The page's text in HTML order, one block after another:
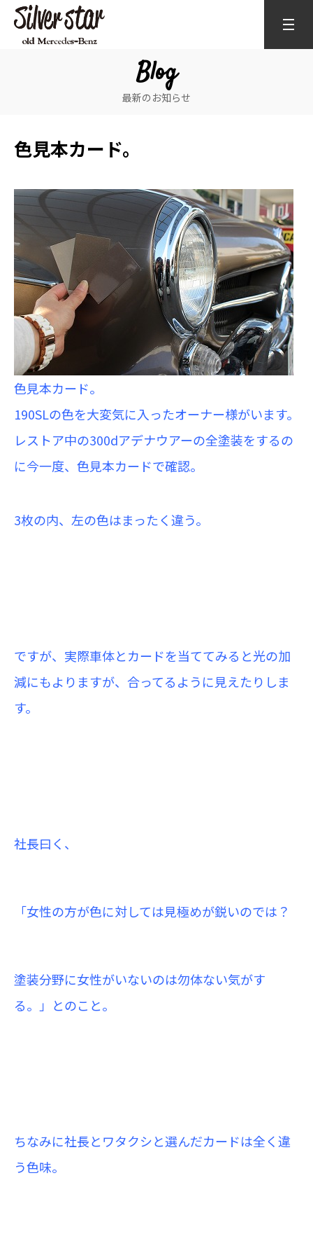
Blog
最新のお知らせ
色見本カード。
色見本カード。
190SLの色を大変気に入ったオーナー様がいます。
レストア中の300dアデナウアーの全塗装をするの
に今一度、色見本カードで確認。
3枚の内、左の色はまったく違う。
ですが、実際車体とカードを当ててみると光の加
減にもよりますが、合ってるように見えたりしま
す。
社長曰く、
「女性の方が色に対しては見極めが鋭いのでは？
塗装分野に女性がいないのは勿体ない気がす
る。」とのこと。
ちなみに社長とワタクシと選んだカードは全く違
う色味。